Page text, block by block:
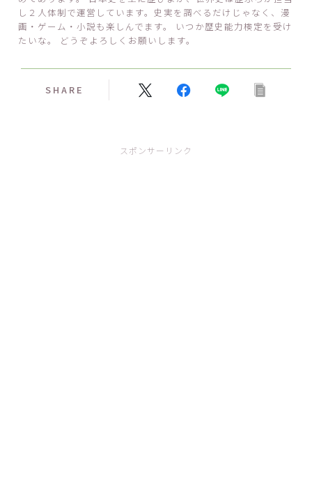
し２人体制で運営しています。史実を調べるだけじゃなく、漫
画・ゲーム・小説も楽しんでます。 いつか歴史能力検定を受け
たいな。 どうぞよろしくお願いします。
SHARE
スポンサーリンク